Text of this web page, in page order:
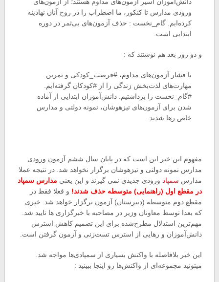
ورودی مدارس تا کنکور، ما اضطراب را در روح آنان نهادینه
کرده‌ایم. گام_نخست : حذف آزمون‌های بی‌ثمر در دوره
ابتدایی است.
و دو روز بعد هم نوشتند که :
با فشار آزمون‌های مداوم، #فرصت_کودکی و تمرین
مهارت‌های لذت‌بخش زندگی را از #کودکان گرفته‌ایم.
#گام_نخست را برداشتیم. دانش‌آموزان ابتدایی از آماده
شدن برای آزمون‌های تیزهوشان، نمونه دولتی و مدارس
خاص رها شدند.
مفهوم این خبر این است که در پایان سال ششم آزمون ورودی
مدارس نمونه دولتی و تیزهوشان برگزار نخواهد شد. در نتیجه عملا
مدارس سمپاد ورودی جدیدی نمی گیرند و این یعنی مدارس سمپاد
در مقطع اول (راهنمایی) متوسطه حذف شدند! و فعلا فقط در
مقطع دوم متوسطه (دبیرستان) آزمون برگزار خواهد شد. خبری
که بعدا توسط معاونان وزیر در مصاحبه با خبرگزاری ها تایید شد.
مهم‌ترین استدلال مطرح‌شده برای این تصمیم کاهش استرس
دانش‌آموزان و رهایی از استرس تست‌زنی و آزمون گرفتن است.
این خبر بلافاصله با واکنش بسیاری از سمپادی‌ها مواجه شد.
میتونید مجموعه‌ای از واکنش‌ها رو اینجا ببینید :